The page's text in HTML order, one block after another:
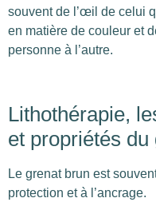
souvent de l’œil de celui
en matière de couleur et
personne à l’autre.
Lithothérapie,
et propriétés du
Le grenat brun est
protection et à l’ancrage.